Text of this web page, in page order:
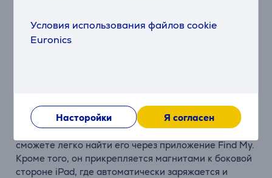
Условия использования файлов cookie
Euronics
Насторойки Я согласен
Точные начальные штрихи
Быстрый поиск стилуса
Если Вы потеряли свой стилус Apple Pencil Pro, то
сможете легко найти его через приложение Find My.
Кроме того, он прикрепляется магнитами к боковой
стороне iPad, где автоматически заряжается и